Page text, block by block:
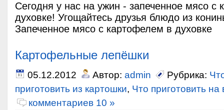
Сегодня у нас на ужин - запеченное мясо с
духовке! Угощайтесь друзья блюдо из
Запеченное мясо с картофелем в духовке
Картофельные лепёшки
05.12.2012 Автор: admin Рубрика:
приготовить из картошки, Что приготовить на
комментариев 10 »